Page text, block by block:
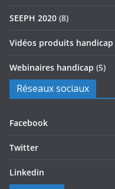
SEEPH 2020 (8)
Vidéos produits handicap
Webinaires handicap (5)
Réseaux sociaux
Facebook
Twitter
Linkedin